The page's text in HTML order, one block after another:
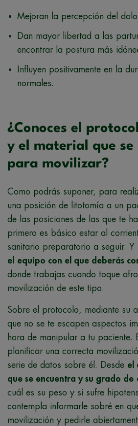
Mejoran la percepción del
Dan mayor libertad a las
encontrar la postura más
Influyen positivamente en la
normales.
¿Conoces el
y el material que se
para movilizar?
Como podrás suponer, para
una posición de litotomía a un
de las posiciones de las que te
primero es básico estar al
sanitario preparatorio a seguir.
el
equipo con el que deberás
donde trabajas cuando toque
movilización de este tipo.
Sobre el protocolo, mediante su
que no se te escapen aspectos
hora de manipular a tu paciente.
planificar una correcta
serie de datos sobre él. Desde el
que se encuentra y su grado de
cuál es su peso y si sufre
contempla informarle sobré en
movilización y pedirle